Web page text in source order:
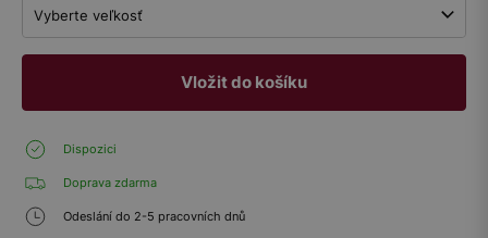
Vyberte veľkosť
Vložit do košíku
Dispozici
Doprava zdarma
Odeslání do 2-5 pracovních dnů